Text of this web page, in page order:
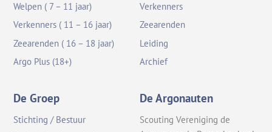
Welpen ( 7 – 11 jaar)
Verkenners ( 11 – 16 jaar)
Zeearenden ( 16 – 18 jaar)
Argo Plus (18+)
Verkenners
Zeearenden
Leiding
Archief
De Groep
Stichting / Bestuur
De Argonauten
Scouting Vereniging de